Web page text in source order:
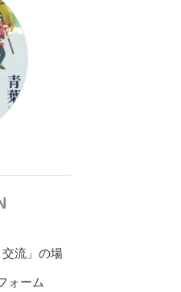
流」の場
ォーム